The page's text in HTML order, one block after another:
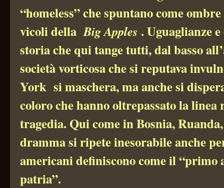
“homeless” che spuntano come
vicoli dellaBig Apples . Uguaglianze
storia che qui tange tutti, dal basso
società vorticosa che si reputava
York si maschera, ma anche si
coloro che hanno oltrepassato la linea
tragedia. Qui come in Bosnia,
dramma si ripete inesorabile anche
americani definiscono come il “primo
patria”.